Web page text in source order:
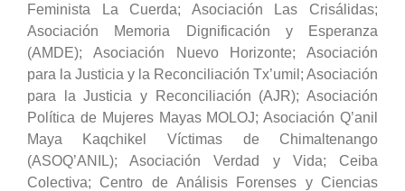
Feminista La Cuerda; Asociación Las Crisálidas;
Asociación Memoria Dignificación y Esperanza
(AMDE); Asociación Nuevo Horizonte; Asociación
para la Justicia y la Reconciliación Tx’umil; Asociación
para la Justicia y Reconciliación (AJR); Asociación
Política de Mujeres Mayas MOLOJ; Asociación Q’anil
Maya Kaqchikel Víctimas de Chimaltenango
(ASOQ’ANIL); Asociación Verdad y Vida; Ceiba
Colectiva; Centro de Análisis Forenses y Ciencias